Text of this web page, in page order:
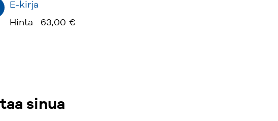
E-kirja
Hinta
63,00 €
sinua